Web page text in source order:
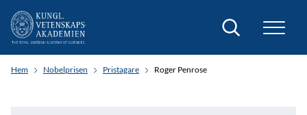
Sök
Hem Nobelprisen Pristagare Roger Penrose